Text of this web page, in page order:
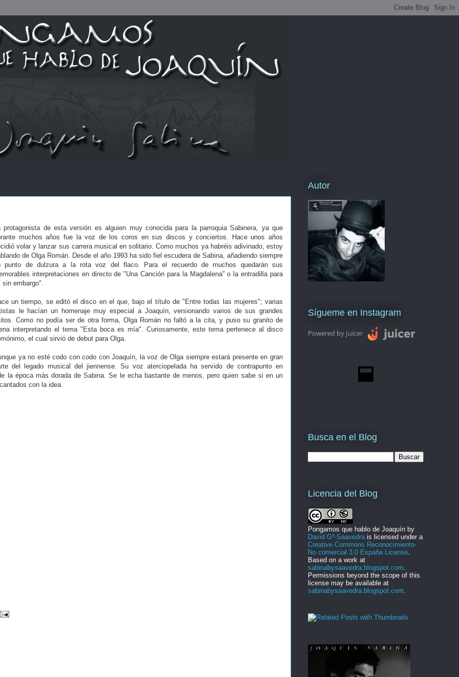
protagonista de esta versión es alguien muy conocida para la parroquia Sabinera, ya que
muchos años fue la voz de los coros en sus discos y conciertos. Hace unos años
volar y lanzar sus carrera musical en solitario. Como muchos ya habréis adivinado, estoy
de Olga Román. Desde el año 1993 ha sido fiel escudera de Sabina, añadiendo siempre
punto de dulzura a la rota voz del flaco. Para el recuerdo de muchos quedarán sus
interpretaciones en directo de "Una Canción para la Magdalena" o la entradilla para
sin embargo".
un tiempo, se editó el disco en el que, bajo el título de "Entre todas las mujeres"; varias
le hacían un homenaje muy especial a Joaquín, versionando varios de sus grandes
Como no podía ser de otra forma, Olga Román no faltó a la cita, y puso su granito de
interpretando el tema "Esta boca es mía". Curiosamente, este tema pertenece al disco
el cual sirvió de debut para Olga.
ya no esté codo con codo con Joaquín, la voz de Olga siempre estará presente en gran
del legado musical del jiennense. Su voz aterciopelada ha servido de contrapunto en
la época más dorada de Sabina. Se le echa bastante de menos, pero quien sabe si en un
con la idea.
Autor
Sígueme en Instagram
Powered by Juicer
Busca en el Blog
Licencia del Blog
Pongamos que hablo de Joaquín by
David Gª-Saavedrais licensed under a
Creative Commons Reconocimiento-
No comercial 3.0 España License.
Based on a work at
sabinabysaavedra.blogspot.com.
Permissions beyond the scope of this
license may be available at
sabinabysaavedra.blogspot.com.